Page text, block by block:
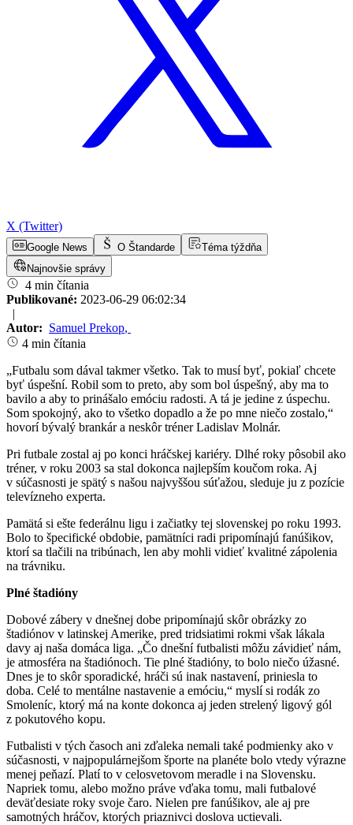
X (Twitter)
Google News O Štandarde
Téma týždňa
Najnovšie správy
4 min čítania
Publikované: 2023-06-29 06:02:34
|
Autor: Samuel Prekop,
4 min čítania
„Futbalu som dával takmer všetko. Tak to musí byť, pokiaľ chcete
byť úspešní. Robil som to preto, aby som bol úspešný, aby ma to
bavilo a aby to prinášalo emóciu radosti. A tá je jedine z úspechu.
Som spokojný, ako to všetko dopadlo a že po mne niečo zostalo,“
hovorí bývalý brankár a neskôr tréner Ladislav Molnár.
Pri futbale zostal aj po konci hráčskej kariéry. Dlhé roky pôsobil ako
tréner, v roku 2003 sa stal dokonca najlepším koučom roka. Aj
v súčasnosti je spätý s našou najvyššou súťažou, sleduje ju z pozície
televízneho experta.
Pamätá si ešte federálnu ligu i začiatky tej slovenskej po roku 1993.
Bolo to špecifické obdobie, pamätníci radi pripomínajú fanúšikov,
ktorí sa tlačili na tribúnach, len aby mohli vidieť kvalitné zápolenia
na trávniku.
Plné štadióny
Dobové zábery v dnešnej dobe pripomínajú skôr obrázky zo
štadiónov v latinskej Amerike, pred tridsiatimi rokmi však lákala
davy aj naša domáca liga. „Čo dnešní futbalisti môžu závidieť nám,
je atmosféra na štadiónoch. Tie plné štadióny, to bolo niečo úžasné.
Dnes je to skôr sporadické, hráči sú inak nastavení, priniesla to
doba. Celé to mentálne nastavenie a emóciu,“ myslí si rodák zo
Smoleníc, ktorý má na konte dokonca aj jeden strelený ligový gól
z pokutového kopu.
Futbalisti v tých časoch ani zďaleka nemali také podmienky ako v
súčasnosti, v najpopulárnejšom športe na planéte bolo vtedy výrazne
menej peňazí. Platí to v celosvetovom meradle i na Slovensku.
Napriek tomu, alebo možno práve vďaka tomu, mali futbalové
deväťdesiate roky svoje čaro. Nielen pre fanúšikov, ale aj pre
samotných hráčov, ktorých priaznivci doslova uctievali.